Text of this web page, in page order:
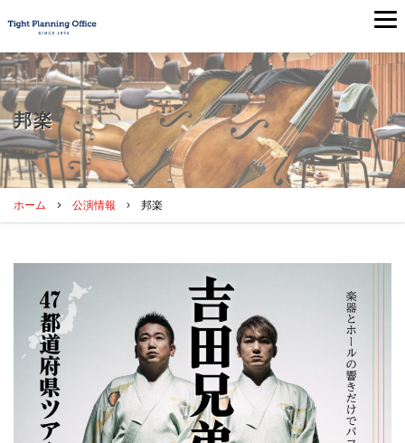
邦楽
ホーム 公演情報 邦楽